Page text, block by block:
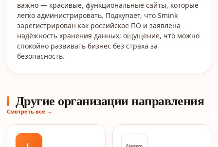
важно — красивые, функциональные сайты, которые
легко администрировать. Подкупает, что Smink
зарегистрирован как российское ПО и заявлена
надёжность хранения данных; ощущение, что можно
спокойно развивать бизнес без страха за
безопасность.
Другие организации направления
Смотреть все →